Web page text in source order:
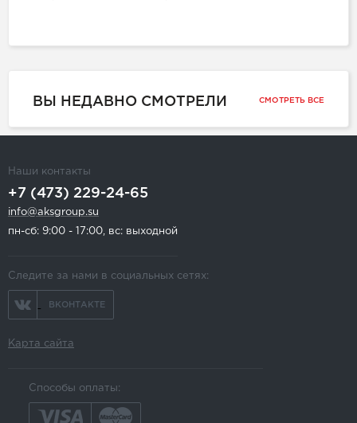
ВЫ НЕДАВНО СМОТРЕЛИ СМОТРЕТЬ ВСЕ
Наши контакты
+7 (473) 229-24-65
info@aksgroup.su
пн-сб: 9:00 - 17:00, вс: выходной
Следите за нами в социальных сетях:
ВКОНТАКТЕ
Карта сайта
Способы оплаты: